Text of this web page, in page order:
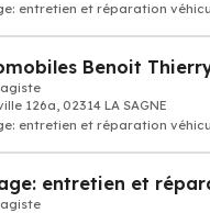
entretien et réparation
Benoit
126a, 02314 LA SAGNE
entretien et réparation
entretien et